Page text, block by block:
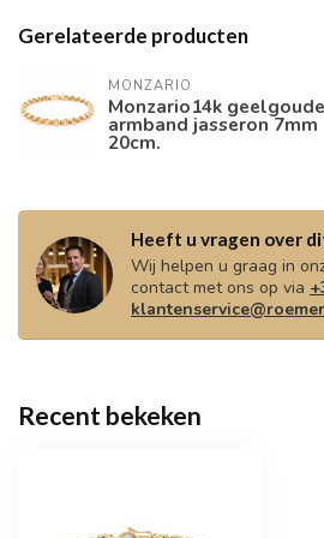
Gerelateerde producten
MONZARIO
Monzario14k
armband jasseron 7mm
20cm.
Heeft u vragen over
Wij helpen u graag in
contact met ons op via
Recent bekeken